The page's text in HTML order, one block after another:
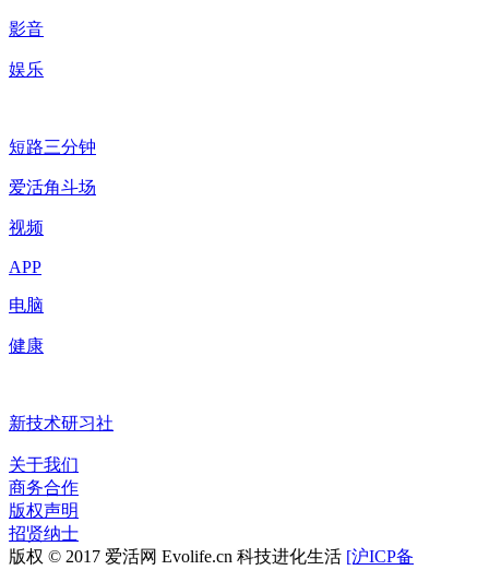
影音
娱乐
短路三分钟
爱活角斗场
视频
APP
电脑
健康
新技术研习社
关于我们
商务合作
版权声明
招贤纳士
版权 © 2017 爱活网 Evolife.cn 科技进化生活 [沪ICP备